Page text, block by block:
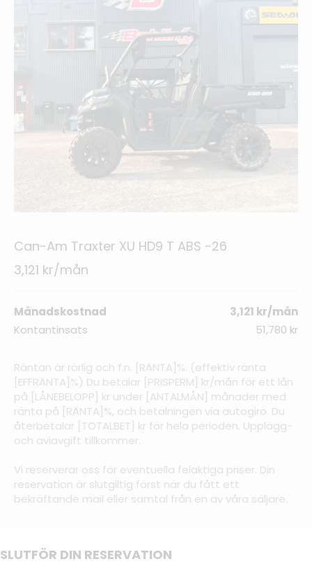
Can-Am Traxter XU HD9 T ABS -26
3,121 kr/mån
Månadskostnad
3,121 kr/mån
Kontantinsats
51,780 kr
Räntan är rörlig och f.n. [RÄNTA]%. (effektiv ränta
[EFFRÄNTA]%) Du betalar [PRISPERM] kr/mån för ett lån
på [LÅNEBELOPP] kr under [ANTALMÅN] månader med
ränta på [RÄNTA]%, och betalningen via autogiro. Du
återbetalar [TOTALBET] kr för hela perioden. Upplägg-
och aviavgift tillkommer.
Vi reserverar oss för eventuella felaktiga priser. Din
reservation är slutgiltig först när du fått ett
bekräftande mail eller samtal från en av våra säljare.
SLUTFÖR DIN RESERVATION